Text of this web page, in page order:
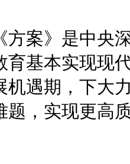
》是中央深
育基本实现现
机遇期，下大
题，实现更高